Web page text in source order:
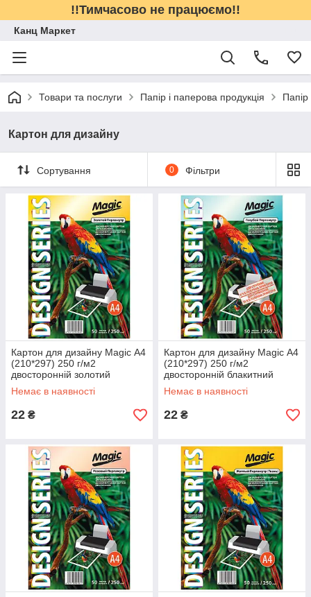
!!Тимчасово не працюємо!!
Канц Маркет
Товари та послуги Папір і паперова продукція Папір
Картон для дизайну
Сортування 0 Фільтри
Картон для дизайну Magic А4
(210*297) 250 г/м2
двосторонній золотий
перламутр
Немає в наявності
22 ₴
Картон для дизайну Magic А4
(210*297) 250 г/м2
двосторонній блакитний
перламутр
Немає в наявності
22 ₴